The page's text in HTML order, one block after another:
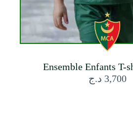
Ensemble Enfants T-
3,700 د.ج